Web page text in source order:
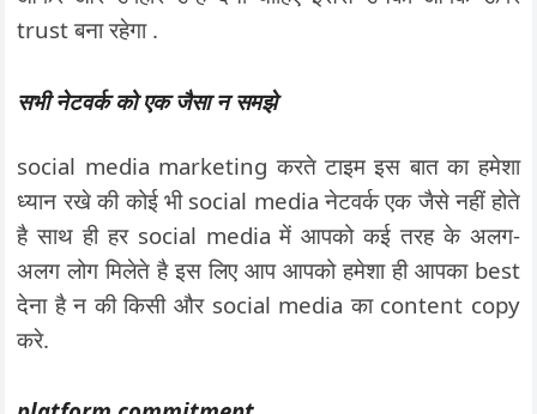
trust बना रहेगा .
सभी नेटवर्क को एक जैसा न समझे
social media marketing करते टाइम इस बात का हमेशा
ध्यान रखे की कोई भी social media नेटवर्क एक जैसे नहीं होते
है साथ ही हर social media में आपको कई तरह के अलग-
अलग लोग मिलेते है इस लिए आप आपको हमेशा ही आपका best
देना है न की किसी और social media का content copy
करे.